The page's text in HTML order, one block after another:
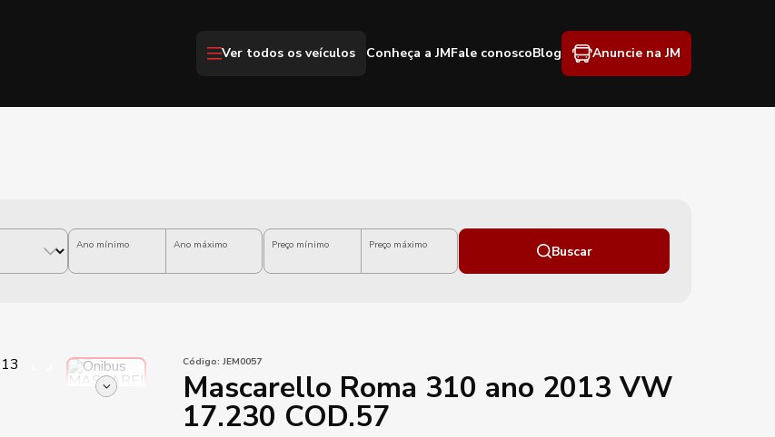
Ver todos os veículos Conheça a JMFale conoscoBlog Anuncie na JM
Ano mínimo Ano máximo Preço mínimo Preço máximo Buscar
Código: JEM0057
Mascarello Roma 310 ano 2013 VW
17.230 COD.57